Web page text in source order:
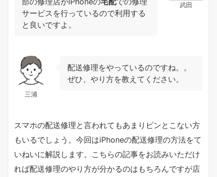
武田
サービスを行っているので利用する
と良いですよ。
三浦
配送修理をやっているのですね。。
ぜひ、やり方を教えてください。
スマホの配送修理と言われてもあまりピンとこない方
もいるでしょう。今回はiPhoneの配送修理の方法をて
いねいに解説します。こちらの記事をお読みいただけ
れば配送修理のやり方が分かるのはもちろんですが店